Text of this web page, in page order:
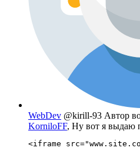
WebDev @kirill-93 Автор
KorniloFF, Ну вот я выдаю
<iframe